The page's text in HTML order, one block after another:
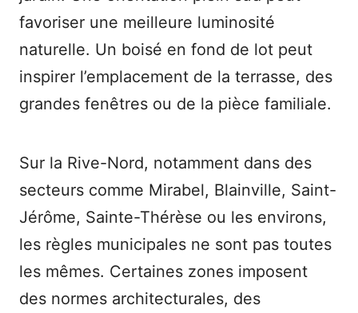
favoriser une meilleure luminosité
naturelle. Un boisé en fond de lot peut
inspirer l’emplacement de la terrasse, des
grandes fenêtres ou de la pièce familiale.
Sur la Rive-Nord, notamment dans des
secteurs comme Mirabel, Blainville, Saint-
Jérôme, Sainte-Thérèse ou les environs,
les règles municipales ne sont pas toutes
les mêmes. Certaines zones imposent
des normes architecturales, des